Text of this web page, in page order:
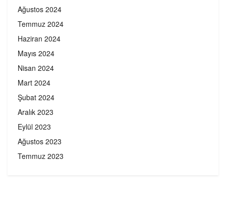
Ağustos 2024
Temmuz 2024
Haziran 2024
Mayıs 2024
Nisan 2024
Mart 2024
Şubat 2024
Aralık 2023
Eylül 2023
Ağustos 2023
Temmuz 2023